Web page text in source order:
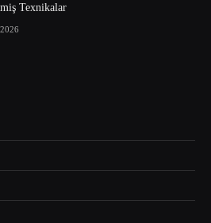
Texnikalar